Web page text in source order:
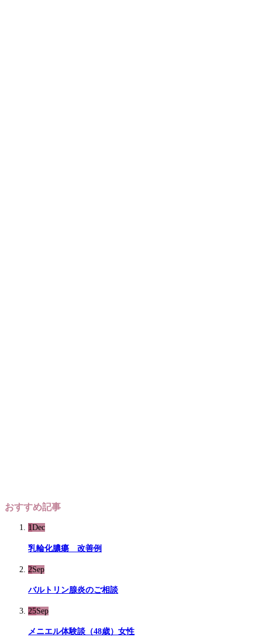
おすすめ記事
1Dec
乳輪化膿瘍 改善例
2Sep
バルトリン腺炎のご相談
25Sep
メニエル体験談（48歳）女性